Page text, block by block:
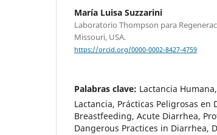
María Luisa Suzzarini
Laboratorio Thompson para
Missouri, USA.
https://orcid.org/0000-0002-8427-4759
Palabras clave: Lactancia
Lactancia, Prácticas Peligrosas
Breastfeeding, Acute Diarrhea,
Dangerous Practices in Diarrhea,